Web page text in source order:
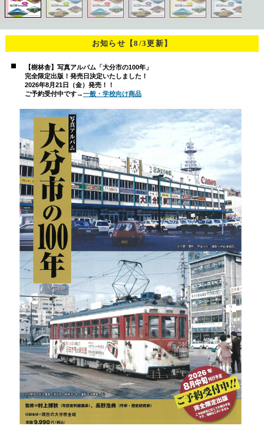
お知らせ【8/3更新】
【樹林舎】写真アルバム「大分市の100年」
完全限定出版！発売日決定いたしました！
2026年8月21日（金）発売！！
ご予約受付中です→一般・学校向け商品